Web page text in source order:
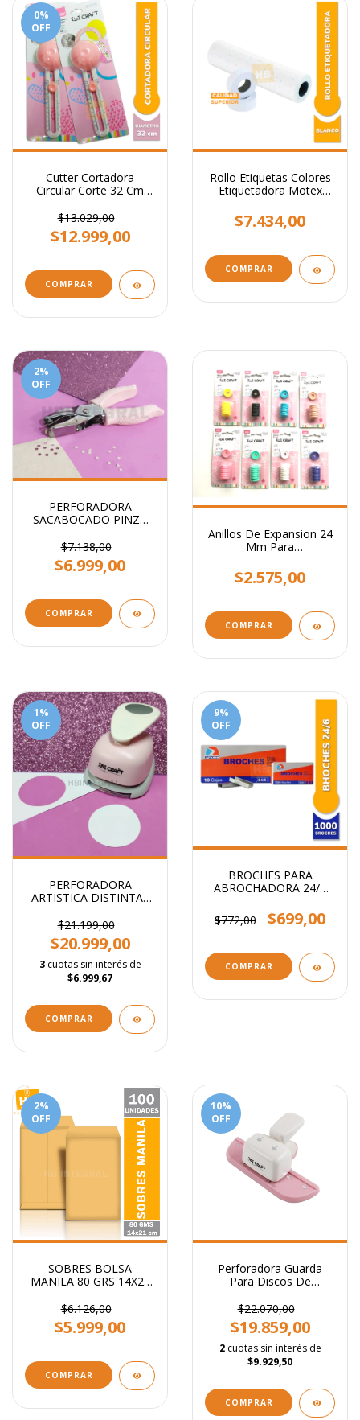
0%
OFF
Cutter Cortadora
Circular Corte 32 Cm
$13.029,00
$12.999,00
Rollo Etiquetas Colores
Etiquetadora Motex
$7.434,00
COMPRAR
2%
OFF
PERFORADORA
SACABOCADO PINZA
etiquetas
$7.138,00
$6.999,00
Anillos De Expansion 24
Mm Para
Unidades.
$2.575,00
COMPRAR
1%
OFF
PERFORADORA
ARTISTICA DISTINTAS
$21.199,00
$20.999,00
3 cuotas sin interés de
$6.999,67
COMPRAR
9%
OFF
BROCHES PARA
ABROCHADORA 24/6
$772,00
$699,00
COMPRAR
2%
OFF
SOBRES BOLSA
MANILA 80 GRS 14X21
$6.126,00
$5.999,00
COMPRAR
10%
OFF
Perforadora Guarda
Para Discos De
$22.070,00
$19.859,00
2 cuotas sin interés de
$9.929,50